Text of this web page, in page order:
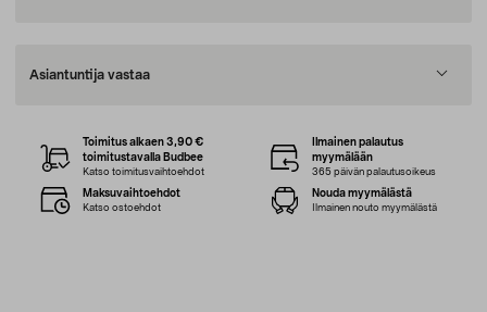
Asiantuntija vastaa
Toimitus alkaen 3,90 €
toimitustavalla Budbee
Katso toimitusvaihtoehdot
Ilmainen palautus
myymälään
365 päivän palautusoikeus
Maksuvaihtoehdot
Katso ostoehdot
Nouda myymälästä
Ilmainen nouto myymälästä